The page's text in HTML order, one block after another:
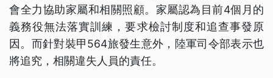
會全力協助家屬和相關照顧。家屬認為目前4個月的
義務役無法落實訓練，要求檢討制度和追查事發原
因。而針對裝甲564旅發生意外，陸軍司令部表示也
將追究，相關違失人員的責任。